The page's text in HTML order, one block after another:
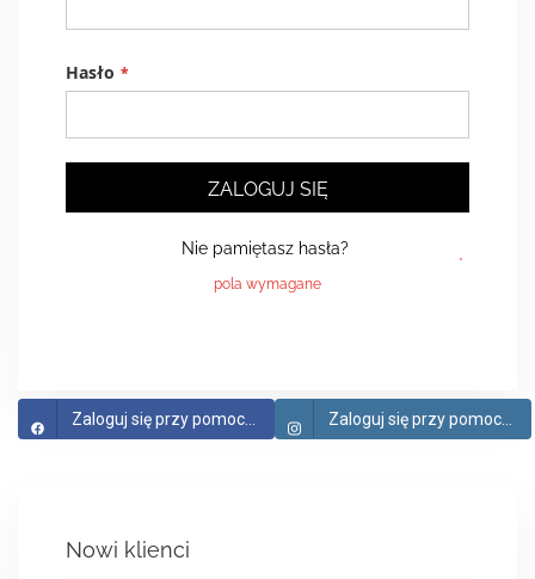
Hasło
ZALOGUJ SIĘ
Nie pamiętasz hasła?
Zaloguj się przy pomocy Facebook Zaloguj się przy pomocy Instagram
Nowi klienci